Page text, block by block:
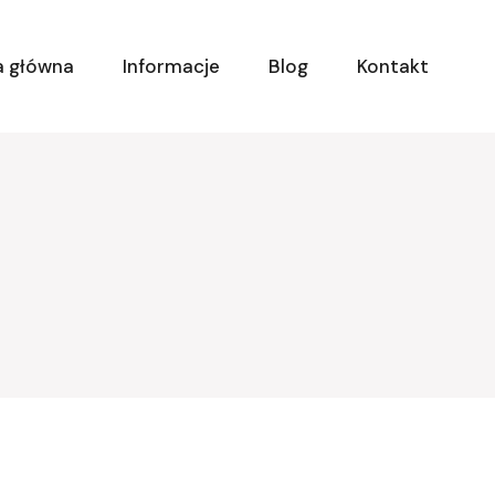
Informacje Blog Kontakt